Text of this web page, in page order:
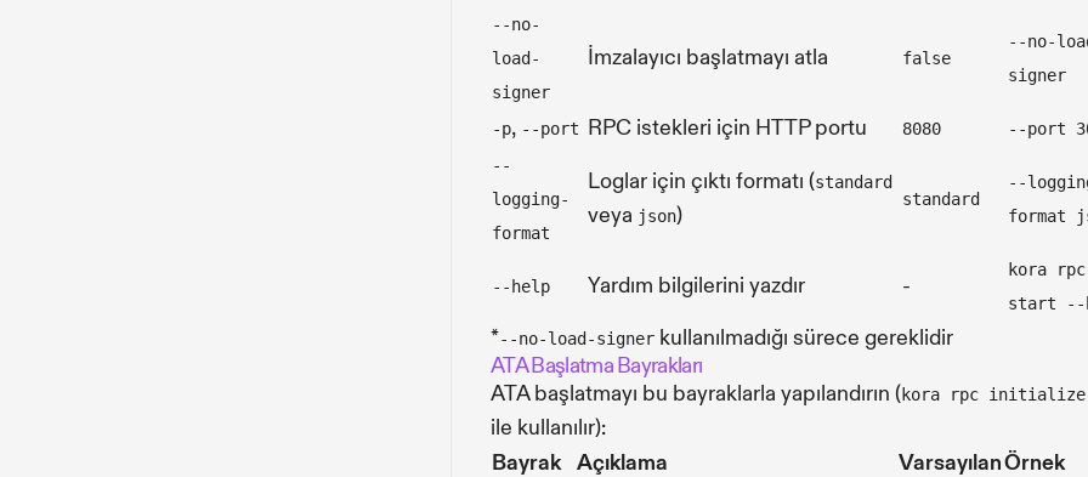
--no-
load-
signer
İmzalayıcı başlatmayı atla false
--no-
signer
-p, --port RPC istekleri için HTTP portu 8080
--port
--
logging-
format
Loglar için çıktı formatı (standard
veya json)
standard
--
format
--help Yardım bilgilerini yazdır -
kora rpc
start --
*--no-load-signer kullanılmadığı sürece gereklidir
ATA Başlatma Bayrakları
ATA başlatmayı bu bayraklarla yapılandırın (kora rpc
ile kullanılır):
Bayrak Açıklama VarsayılanÖrnek